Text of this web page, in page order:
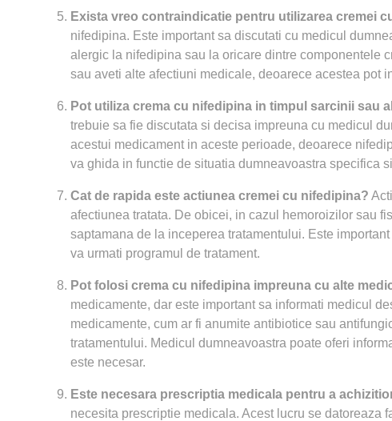
Exista vreo contraindicatie pentru utilizarea cremei
nifedipina. Este important sa discutati cu medicul
alergic la nifedipina sau la oricare dintre componentele
sau aveti alte afectiuni medicale, deoarece acestea pot
Pot utiliza crema cu nifedipina in timpul sarcinii sau
trebuie sa fie discutata si decisa impreuna cu medicul
acestui medicament in aceste perioade, deoarece
va ghida in functie de situatia dumneavoastra specifica
Cat de rapida este actiunea cremei cu nifedipina?
afectiunea tratata. De obicei, in cazul hemoroizilor sau
saptamana de la inceperea tratamentului. Este
va urmati programul de tratament.
Pot folosi crema cu nifedipina impreuna cu alte
medicamente, dar este important sa informati medicul
medicamente, cum ar fi anumite antibiotice sau
tratamentului. Medicul dumneavoastra poate oferi
este necesar.
Este necesara prescriptia medicala pentru a
necesita prescriptie medicala. Acest lucru se datoreaza